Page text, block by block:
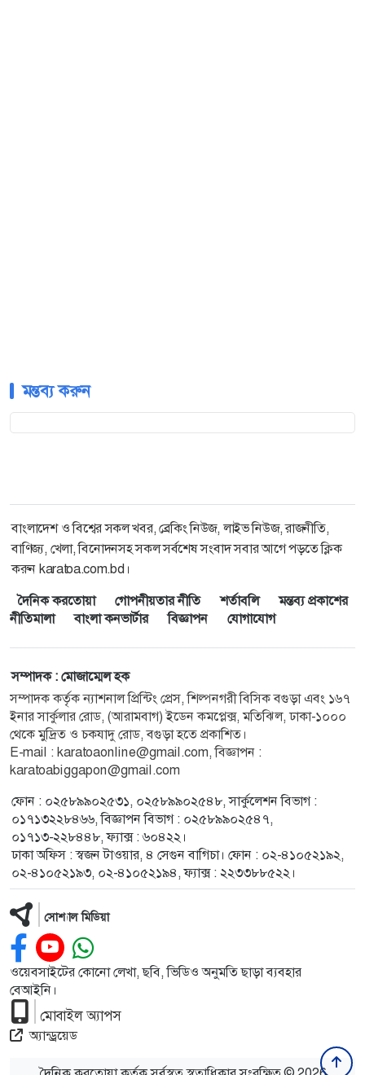
মন্তব্য করুন
বাংলাদেশ ও বিশ্বের সকল খবর, ব্রেকিং নিউজ, লাইভ নিউজ, রাজনীতি,
বাণিজ্য, খেলা, বিনোদনসহ সকল সর্বশেষ সংবাদ সবার আগে পড়তে ক্লিক
করুন karatoa.com.bd।
দৈনিক করতোয়া
গোপনীয়তার নীতি শর্তাবলি
মন্তব্য প্রকাশের
নীতিমালা
বাংলা কনভার্টার বিজ্ঞাপন যোগাযোগ
সম্পাদক : মোজাম্মেল হক
সম্পাদক কর্তৃক ন্যাশনাল প্রিন্টিং প্রেস, শিল্পনগরী বিসিক বগুড়া এবং ১৬৭
ইনার সার্কুলার রোড, (আরামবাগ) ইডেন কমপ্লেক্স, মতিঝিল, ঢাকা-১০০০
থেকে মুদ্রিত ও চকযাদু রোড, বগুড়া হতে প্রকাশিত।
E-mail : karatoaonline@gmail.com, বিজ্ঞাপন :
karatoabiggapon@gmail.com
ফোন : ০২৫৮৯৯০২৫৩১, ০২৫৮৯৯০২৫৪৮, সার্কুলেশন বিভাগ :
০১৭১৩২২৮৪৬৬, বিজ্ঞাপন বিভাগ : ০২৫৮৯৯০২৫৪৭,
০১৭১৩-২২৮৪৪৮, ফ্যাক্স : ৬০৪২২।
ঢাকা অফিস : স্বজন টাওয়ার, ৪ সেগুন বাগিচা। ফোন : ০২-৪১০৫২১৯২,
০২-৪১০৫২১৯৩, ০২-৪১০৫২১৯৪, ফ্যাক্স : ২২৩৩৮৮৫২২।
সোশ্যাল মিডিয়া
ওয়েবসাইটের কোনো লেখা, ছবি, ভিডিও অনুমতি ছাড়া ব্যবহার
বেআইনি।
মোবাইল অ্যাপস
অ্যান্ড্রয়েড